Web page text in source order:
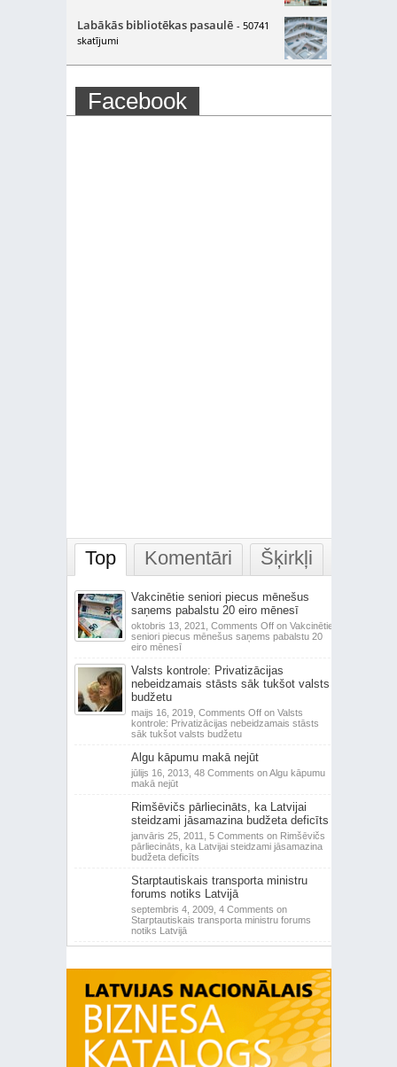
Labākās bibliotēkas pasaulē - 50741
skatījumi
Facebook
Top Komentāri Šķirkļi
Vakcinētie seniori piecus mēnešus
saņems pabalstu 20 eiro mēnesī
oktobris 13, 2021, Comments Offon Vakcinētie
seniori piecus mēnešus saņems pabalstu 20
eiro mēnesī
Valsts kontrole: Privatizācijas
nebeidzamais stāsts sāk tukšot valsts
budžetu
maijs 16, 2019, Comments Offon Valsts
kontrole: Privatizācijas nebeidzamais stāsts
sāk tukšot valsts budžetu
Algu kāpumu makā nejūt
jūlijs 16, 2013, 48 Comments on Algu kāpumu
makā nejūt
Rimšēvičs pārliecināts, ka Latvijai
steidzami jāsamazina budžeta deficīts
janvāris 25, 2011, 5 Comments on Rimšēvičs
pārliecināts, ka Latvijai steidzami jāsamazina
budžeta deficīts
Starptautiskais transporta ministru
forums notiks Latvijā
septembris 4, 2009, 4 Comments on
Starptautiskais transporta ministru forums
notiks Latvijā